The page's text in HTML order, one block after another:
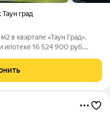
град
в квартале «Таун Град».
ипотеке 16 524 900 руб.
в Петродворцовом